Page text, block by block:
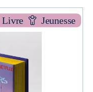
Livre Jeunesse
( Paris -